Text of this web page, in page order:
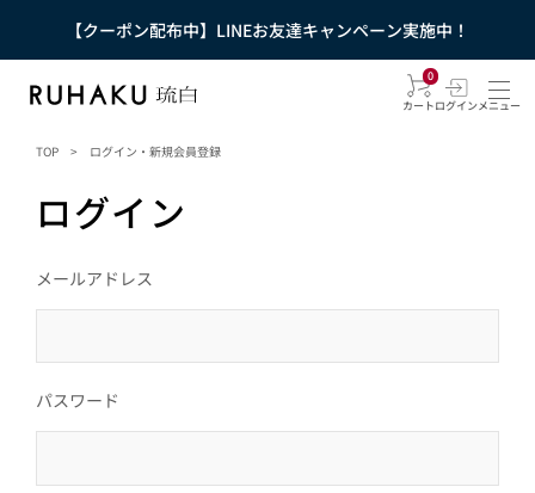
【クーポン配布中】LINEお友達キャンペーン実施中！
0
カートログインメニュー
TOP > ログイン・新規会員登録
ログイン
メールアドレス
パスワード